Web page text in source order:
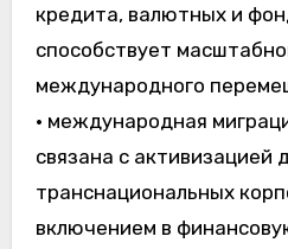
кредита, валютных и
способствует
международного
• международная
связана с активизацией
транснациональных
включением в